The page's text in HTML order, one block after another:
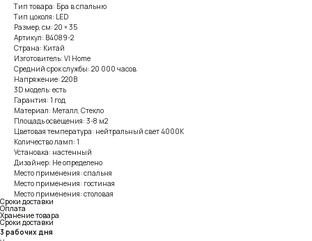
Тип товара: Бра в спальню
Тип цоколя: LED
Размер, см: 20 × 35
Артикул: B4089-2
Страна: Китай
Изготовитель: VI Home
Средний срок службы: 20 000 часов
Напряжение: 220В
3D модель: есть
Гарантия: 1 год
Материал: Металл, Стекло
Площадь освещения: 3-8 м2
Цветовая температура: нейтральный свет 4000К
Количество ламп: 1
Установка: настенный
Дизайнер: Не определено
Место применения: спальня
Место применения: гостиная
Место применения: столовая
Сроки доставки
Оплата
Хранение товара
Сроки доставки
3 рабочих дня